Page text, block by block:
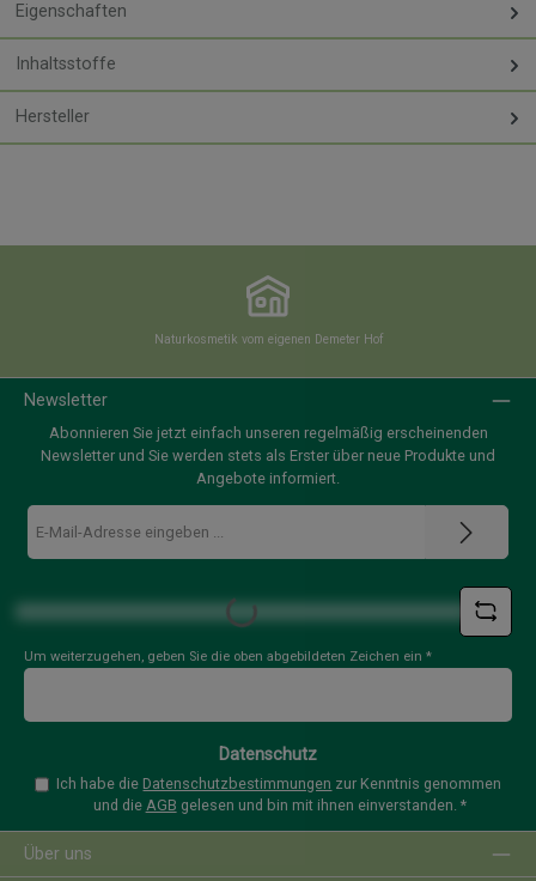
Eigenschaften
Inhaltsstoffe
Hersteller
Naturkosmetik vom eigenen Demeter Hof
Newsletter
Abonnieren Sie jetzt einfach unseren regelmäßig erscheinenden
Newsletter und Sie werden stets als Erster über neue Produkte und
Angebote informiert.
E-
Mail-
Adresse
Loading...
Um weiterzugehen, geben Sie die oben abgebildeten Zeichen ein *
Datenschutz
Ich habe die Datenschutzbestimmungen zur Kenntnis genommen
und die AGB gelesen und bin mit ihnen einverstanden. *
Über uns